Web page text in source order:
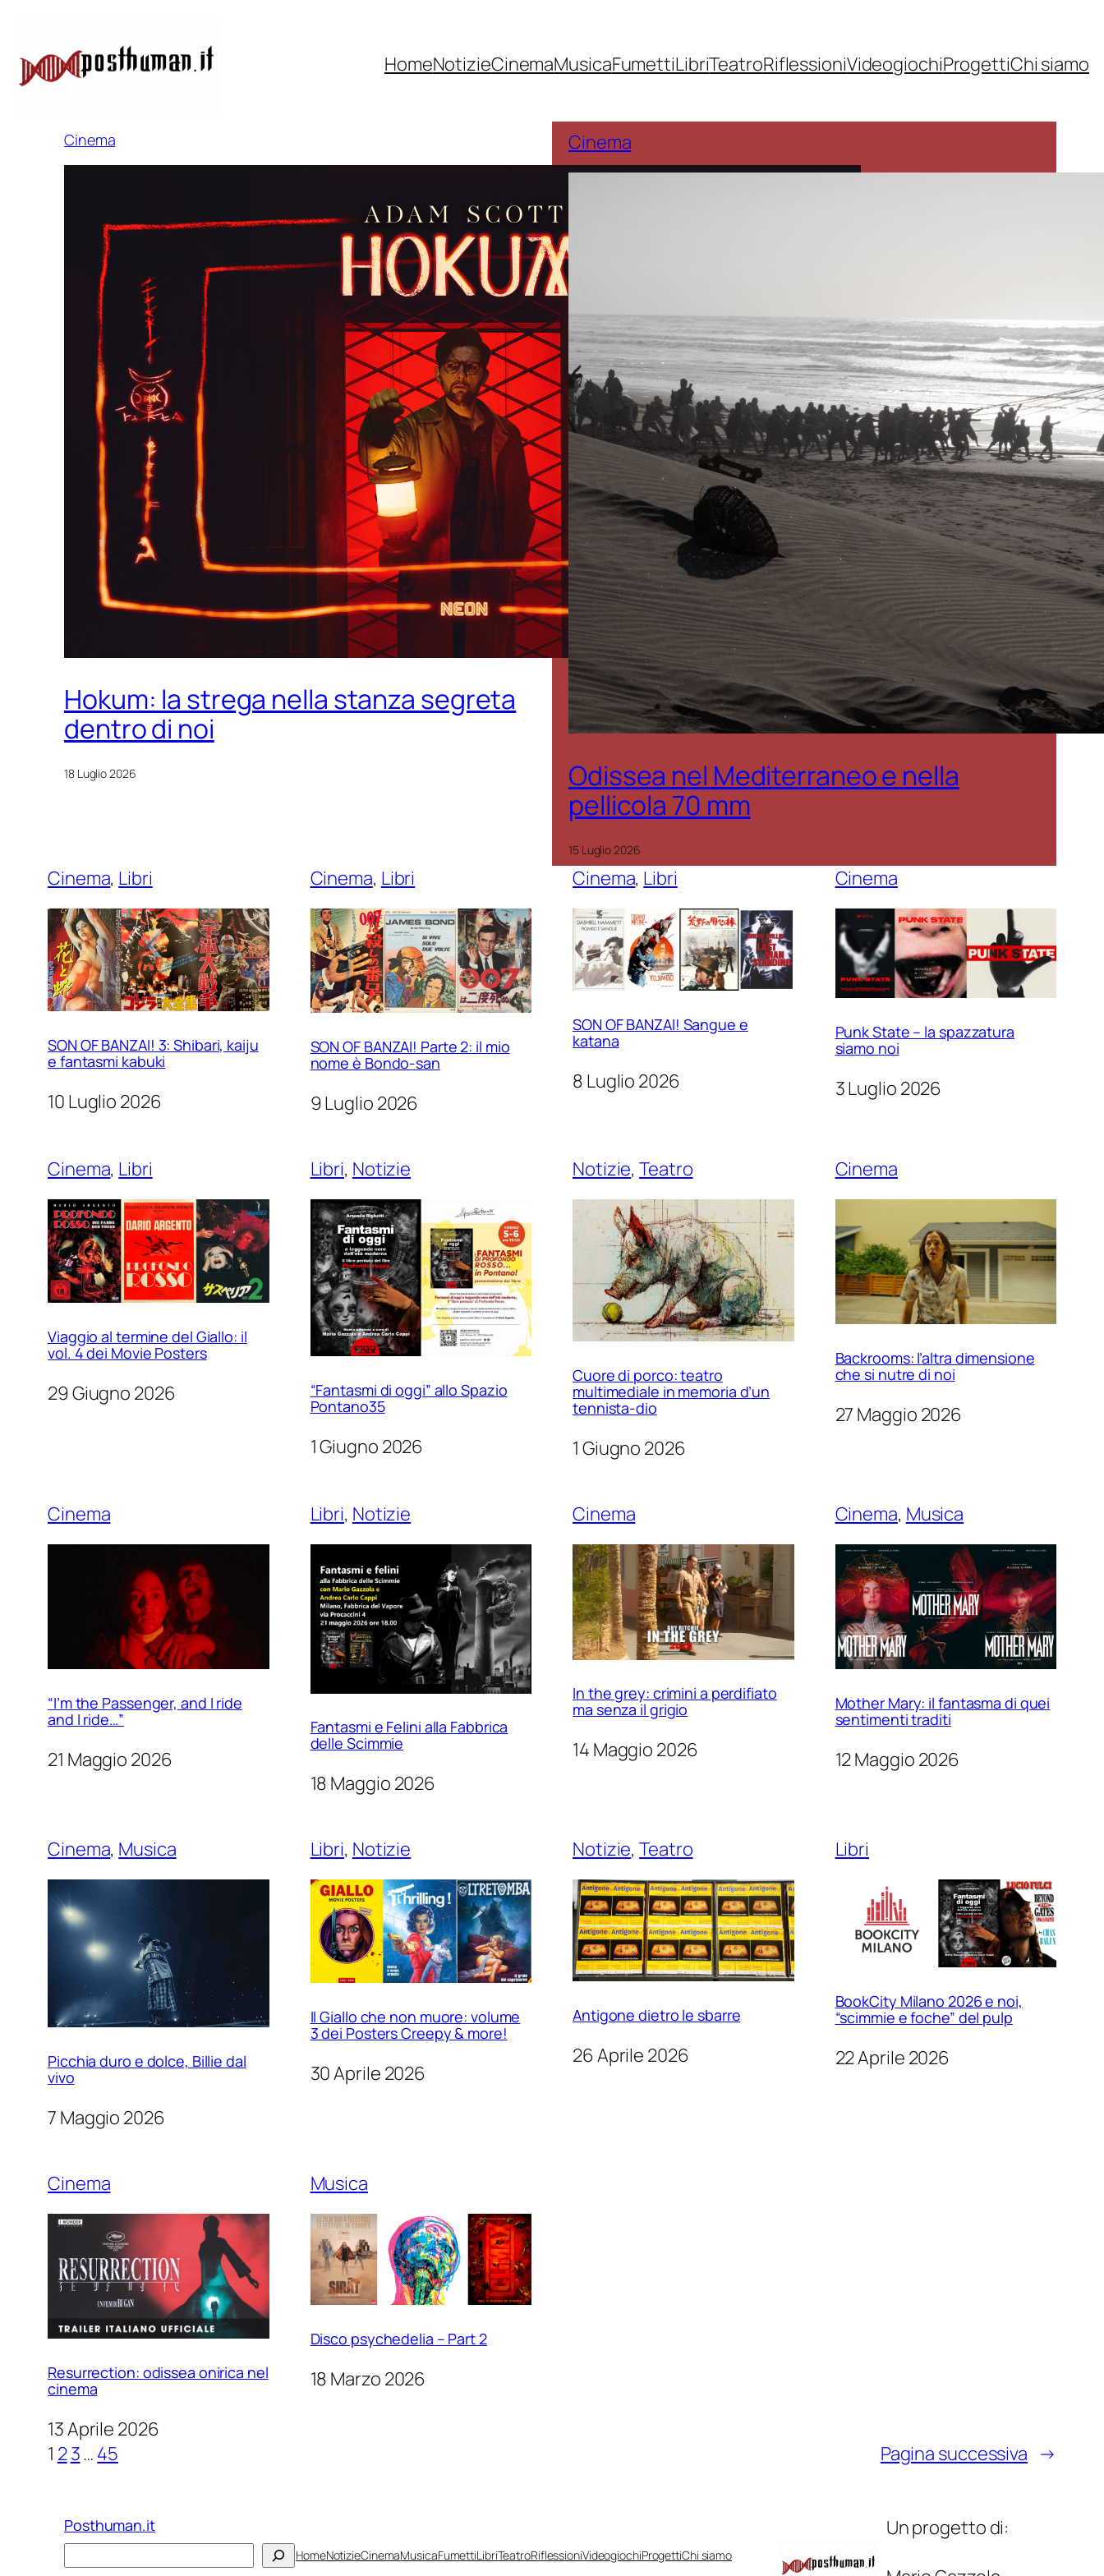
HomeNotizieCinemaMusicaFumettiLibriTeatroRiflessioniVideogiochiProgettiChi siamo
Cinema
Hokum: la strega nella stanza segreta
dentro di noi
18 Luglio 2026
Cinema
Odissea nel Mediterraneo e nella
pellicola 70 mm
15 Luglio 2026
Cinema, Libri
SON OF BANZAI! 3: Shibari, kaiju
e fantasmi kabuki
10 Luglio 2026
Cinema, Libri
SON OF BANZAI! Parte 2: il mio
nome è Bondo-san
9 Luglio 2026
Cinema, Libri
SON OF BANZAI! Sangue e
katana
8 Luglio 2026
Cinema
Punk State – la spazzatura
siamo noi
3 Luglio 2026
Cinema, Libri
Viaggio al termine del Giallo: il
vol. 4 dei Movie Posters
29 Giugno 2026
Libri, Notizie
“Fantasmi di oggi” allo Spazio
Pontano35
1 Giugno 2026
Notizie, Teatro
Cuore di porco: teatro
multimediale in memoria d’un
tennista-dio
1 Giugno 2026
Cinema
Backrooms: l’altra dimensione
che si nutre di noi
27 Maggio 2026
Cinema
“I’m the Passenger, and I ride
and I ride…”
21 Maggio 2026
Libri, Notizie
Fantasmi e Felini alla Fabbrica
delle Scimmie
18 Maggio 2026
Cinema
In the grey: crimini a perdifiato
ma senza il grigio
14 Maggio 2026
Cinema, Musica
Mother Mary: il fantasma di quei
sentimenti traditi
12 Maggio 2026
Cinema, Musica
Picchia duro e dolce, Billie dal
vivo
7 Maggio 2026
Libri, Notizie
Il Giallo che non muore: volume
3 dei Posters Creepy & more!
30 Aprile 2026
Notizie, Teatro
Antigone dietro le sbarre
26 Aprile 2026
Libri
BookCity Milano 2026 e noi,
“scimmie e foche” del pulp
22 Aprile 2026
Cinema
Resurrection: odissea onirica nel
cinema
13 Aprile 2026
Musica
Disco psychedelia – Part 2
18 Marzo 2026
1 23… 45 Pagina successiva →
Posthuman.it
HomeNotizieCinemaMusicaFumettiLibriTeatroRiflessioniVideogiochiProgettiChi siamo
Un progetto di: